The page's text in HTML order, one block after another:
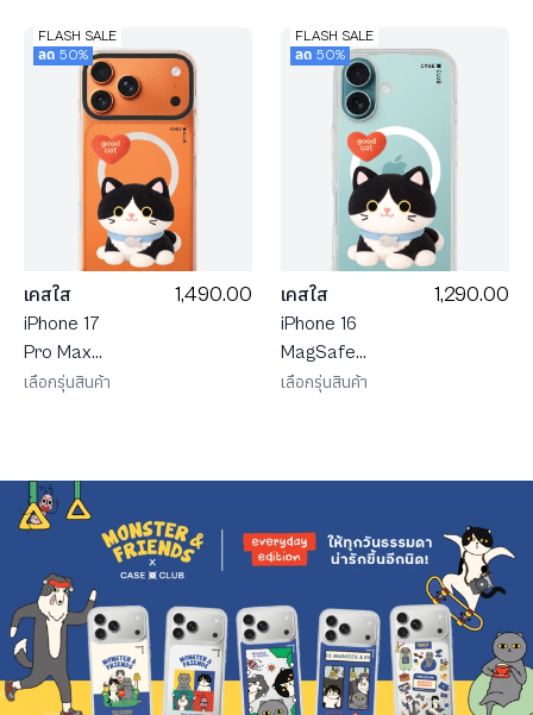
FLASH SALE
ลด 50%
เคสใส
iPhone 17
Pro Max
MagSafe
1,490.00
เลือกรุ่นสินค้า
FLASH SALE
ลด 50%
เคสใส
iPhone 16
MagSafe
JTC
1,290.00
เลือกรุ่นสินค้า